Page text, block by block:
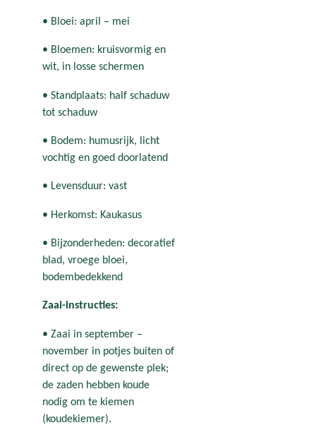
• Bloei: april – mei
• Bloemen: kruisvormig en
wit, in losse schermen
• Standplaats: half schaduw
tot schaduw
• Bodem: humusrijk, licht
vochtig en goed doorlatend
• Levensduur: vast
• Herkomst: Kaukasus
• Bijzonderheden: decoratief
blad, vroege bloei,
bodembedekkend
Zaai-instructies:
• Zaai in september –
november in potjes buiten of
direct op de gewenste plek;
de zaden hebben koude
nodig om te kiemen
(koudekiemer).